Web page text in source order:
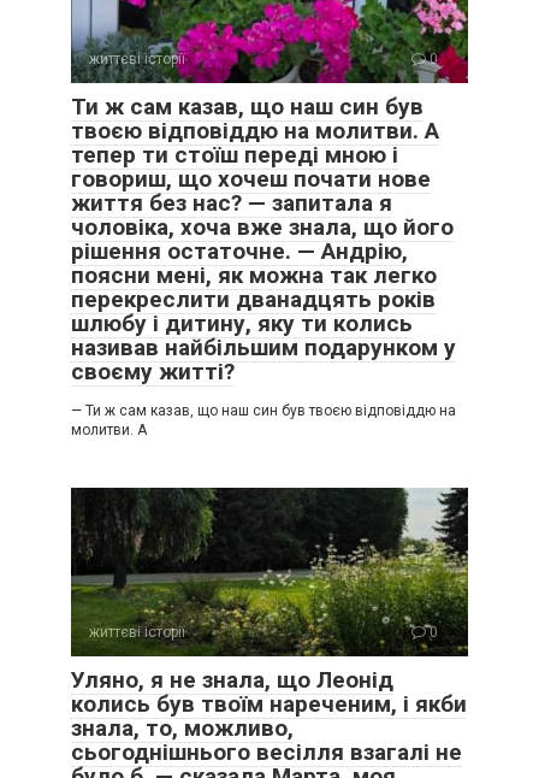
життєві історії 0
Ти ж сам казав, що наш син був
твоєю відповіддю на молитви. А
тепер ти стоїш переді мною і
говориш, що хочеш почати нове
життя без нас? — запитала я
чоловіка, хоча вже знала, що його
рішення остаточне. — Андрію,
поясни мені, як можна так легко
перекреслити дванадцять років
шлюбу і дитину, яку ти колись
називав найбільшим подарунком у
своєму житті?
— Ти ж сам казав, що наш син був твоєю відповіддю на
молитви. А
життєві історії 0
Уляно, я не знала, що Леонід
колись був твоїм нареченим, і якби
знала, то, можливо,
сьогоднішнього весілля взагалі не